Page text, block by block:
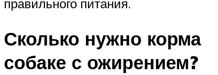
правильного питания.
Сколько нужно корма
собаке с ожирением?